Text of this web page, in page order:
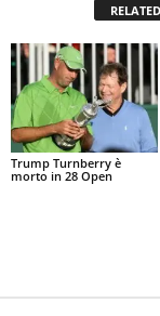
Trump Turnberry è
morto in 28 Open